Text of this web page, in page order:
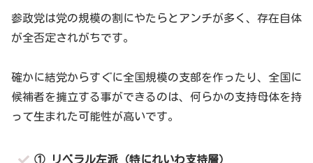
参政党は党の規模の割にやたらとアンチが多く、存在自体
が全否定されがちです。
確かに結党からすぐに全国規模の支部を作ったり、全国に
候補者を擁立する事ができるのは、何らかの支持母体を持
って生まれた可能性が高いです。
① リベラル左派（特にれいわ支持層）